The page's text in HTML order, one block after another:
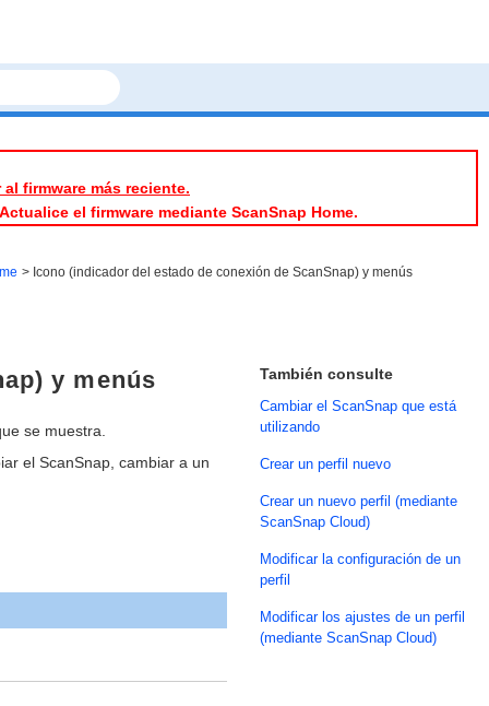
firmware más reciente.
el firmware mediante ScanSnap Home.
Icono (indicador del estado de conexión de ScanSnap) y menús
y menús
se muestra.
el ScanSnap, cambiar a un
También consulte
Cambiar el ScanSnap que está
utilizando
Crear un perfil nuevo
Crear un nuevo perfil (mediante
ScanSnap Cloud)
Modificar la configuración de un
perfil
Modificar los ajustes de un perfil
(mediante ScanSnap Cloud)